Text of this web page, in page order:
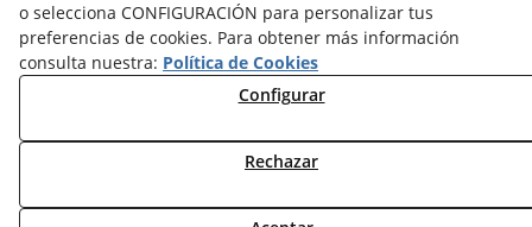
NOTICIAS CALEFACCIÓN
NOTICIAS BIOMASA
NOTICIAS VENTILACIÓN
TARIFAS FABRICANTES
MI CUENTA
o selecciona CONFIGURACIÓN para personalizar tus
preferencias de cookies. Para obtener más información
consulta nuestra: Política de Cookies
Configurar
Rechazar